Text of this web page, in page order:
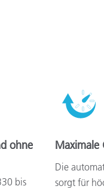
ohne
bis
Maximale
Die
sorgt für